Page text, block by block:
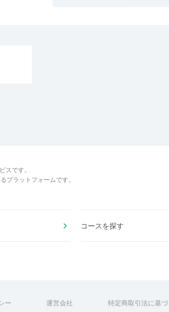
スです。
プラットフォームです。
コースを探す
ー 運営会社 特定商取引法に基